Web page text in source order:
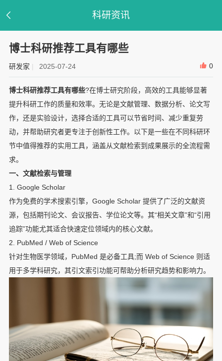
科研资讯
博士科研推荐工具有哪些
研发家 | 2025-07-24 0
博士科研推荐工具有哪些?在博士研究阶段，高效的工具能够显著
提升科研工作的质量和效率。无论是文献管理、数据分析、论文写
作，还是实验设计，选择合适的工具可以节省时间、减少重复劳
动，并帮助研究者更专注于创新性工作。以下是一些在不同科研环
节中值得推荐的实用工具，涵盖从文献检索到成果展示的全流程需
求。
一、文献检索与管理
1. Google Scholar
作为免费的学术搜索引擎，Google Scholar 提供了广泛的文献资
源，包括期刊论文、会议报告、学位论文等。其“相关文章”和“引用
追踪”功能尤其适合快速定位领域内的核心文献。
2. PubMed / Web of Science
针对生物医学领域，PubMed 是必备工具;而 Web of Science 则适
用于多学科研究，其引文索引功能可帮助分析研究趋势和影响力。